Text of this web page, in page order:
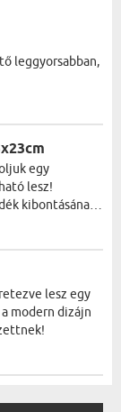
leggyorsabban,
egy
lesz!
kibontásának
lesz egy
modern dizájn